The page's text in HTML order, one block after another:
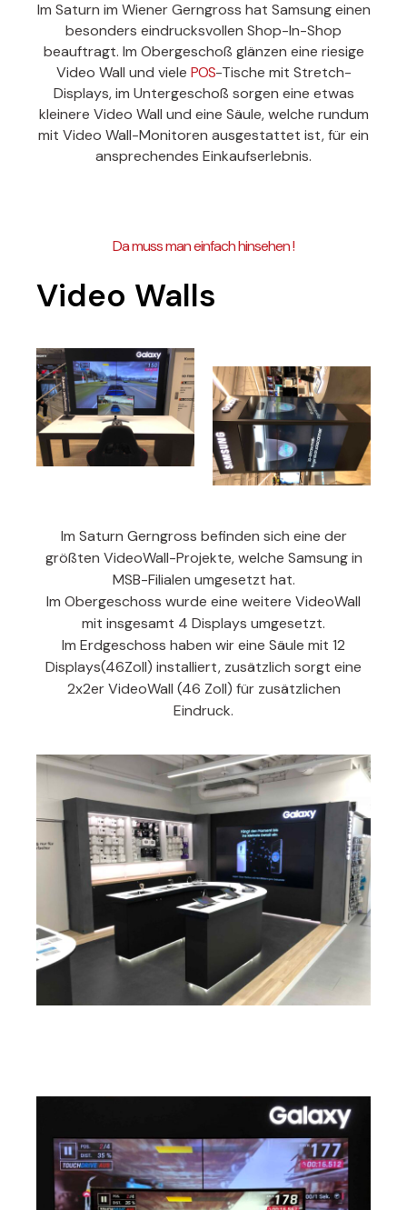
Im Saturn im Wiener Gerngross hat Samsung einen
besonders eindrucksvollen Shop-In-Shop
beauftragt. Im Obergeschoß glänzen eine riesige
Video Wall und viele POS-Tische mit Stretch-
Displays, im Untergeschoß sorgen eine etwas
kleinere Video Wall und eine Säule, welche rundum
mit Video Wall-Monitoren ausgestattet ist, für ein
ansprechendes Einkaufserlebnis.
Da muss man einfach hinsehen !
Video Walls
Im Saturn Gerngross befinden sich eine der
größten VideoWall-Projekte, welche Samsung in
MSB-Filialen umgesetzt hat.
Im Obergeschoss wurde eine weitere VideoWall
mit insgesamt 4 Displays umgesetzt.
Im Erdgeschoss haben wir eine Säule mit 12
Displays(46Zoll) installiert, zusätzlich sorgt eine
2x2er VideoWall (46 Zoll) für zusätzlichen
Eindruck.